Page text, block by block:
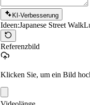
KI-Verbesserung
Ideen:Japanese Street Walk
Referenzbild
Klicken Sie, um ein Bild